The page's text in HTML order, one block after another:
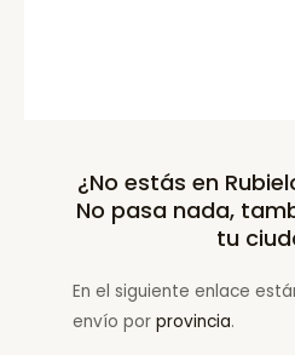
¿No estás en
No pasa nada,
tu
En el siguiente enlace
envío por provincia.